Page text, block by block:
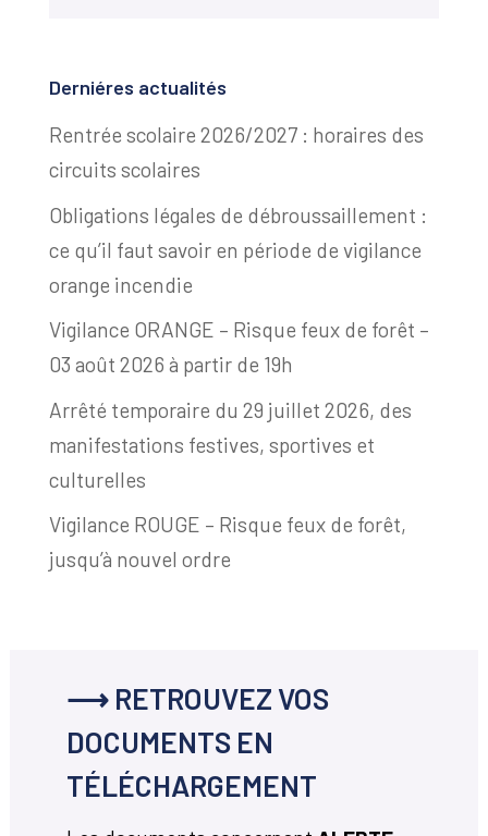
Derniéres actualités
Rentrée scolaire 2026/2027 : horaires des
circuits scolaires
Obligations légales de débroussaillement :
ce qu’il faut savoir en période de vigilance
orange incendie
Vigilance ORANGE – Risque feux de forêt –
03 août 2026 à partir de 19h
Arrêté temporaire du 29 juillet 2026, des
manifestations festives, sportives et
culturelles
Vigilance ROUGE – Risque feux de forêt,
jusqu’à nouvel ordre
⟶ RETROUVEZ VOS
DOCUMENTS EN
TÉLÉCHARGEMENT